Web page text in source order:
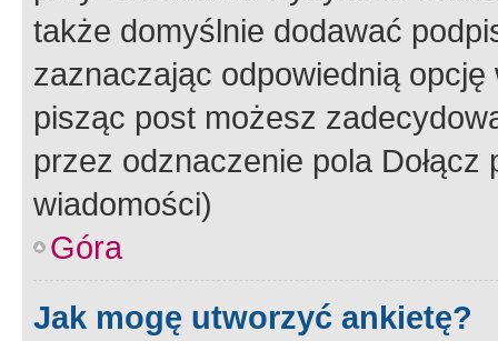
także domyślnie dodawać
zaznaczając odpowiednią
pisząc post możesz
przez odznaczenie pola
wiadomości)
Góra
Jak mogę utworzyć ankietę?